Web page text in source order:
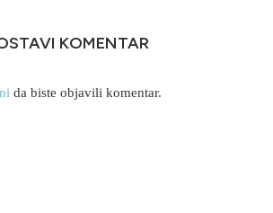
KOMENTAR
da biste objavili komentar.